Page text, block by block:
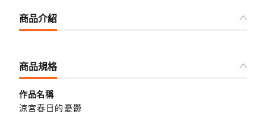
商品介紹
商品規格
作品名稱
涼宮春日的憂鬱